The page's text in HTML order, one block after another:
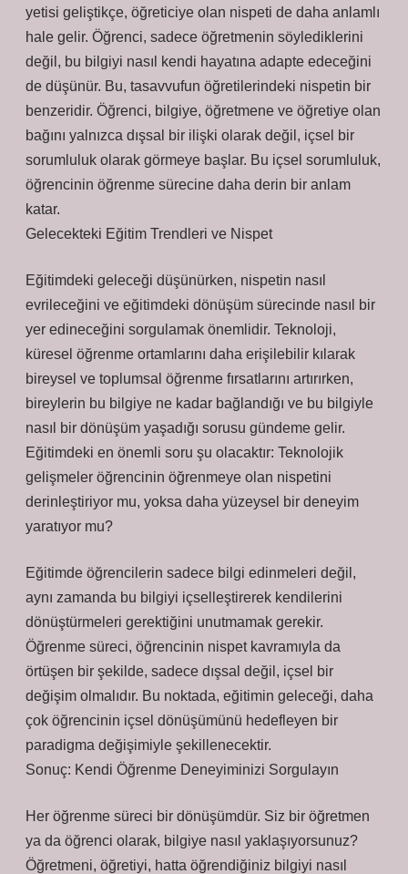
yetisi geliştikçe, öğreticiye olan nispeti de daha anlamlı
hale gelir. Öğrenci, sadece öğretmenin söylediklerini
değil, bu bilgiyi nasıl kendi hayatına adapte edeceğini
de düşünür. Bu, tasavvufun öğretilerindeki nispetin bir
benzeridir. Öğrenci, bilgiye, öğretmene ve öğretiye olan
bağını yalnızca dışsal bir ilişki olarak değil, içsel bir
sorumluluk olarak görmeye başlar. Bu içsel sorumluluk,
öğrencinin öğrenme sürecine daha derin bir anlam
katar.
Gelecekteki Eğitim Trendleri ve Nispet
Eğitimdeki geleceği düşünürken, nispetin nasıl
evrileceğini ve eğitimdeki dönüşüm sürecinde nasıl bir
yer edineceğini sorgulamak önemlidir. Teknoloji,
küresel öğrenme ortamlarını daha erişilebilir kılarak
bireysel ve toplumsal öğrenme fırsatlarını artırırken,
bireylerin bu bilgiye ne kadar bağlandığı ve bu bilgiyle
nasıl bir dönüşüm yaşadığı sorusu gündeme gelir.
Eğitimdeki en önemli soru şu olacaktır: Teknolojik
gelişmeler öğrencinin öğrenmeye olan nispetini
derinleştiriyor mu, yoksa daha yüzeysel bir deneyim
yaratıyor mu?
Eğitimde öğrencilerin sadece bilgi edinmeleri değil,
aynı zamanda bu bilgiyi içselleştirerek kendilerini
dönüştürmeleri gerektiğini unutmamak gerekir.
Öğrenme süreci, öğrencinin nispet kavramıyla da
örtüşen bir şekilde, sadece dışsal değil, içsel bir
değişim olmalıdır. Bu noktada, eğitimin geleceği, daha
çok öğrencinin içsel dönüşümünü hedefleyen bir
paradigma değişimiyle şekillenecektir.
Sonuç: Kendi Öğrenme Deneyiminizi Sorgulayın
Her öğrenme süreci bir dönüşümdür. Siz bir öğretmen
ya da öğrenci olarak, bilgiye nasıl yaklaşıyorsunuz?
Öğretmeni, öğretiyi, hatta öğrendiğiniz bilgiyi nasıl